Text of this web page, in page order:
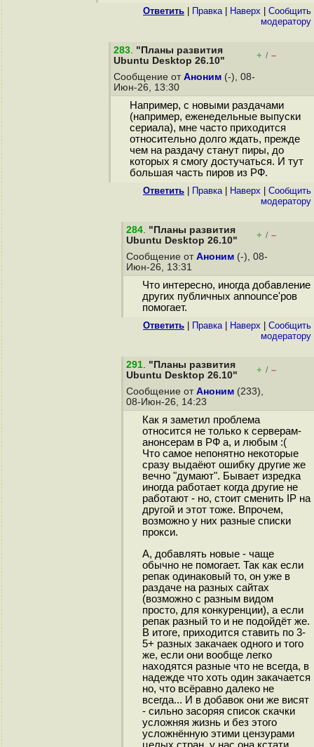
Ответить Правка| Наверх
Cообщить
модератору
283. "Планы развития
Ubuntu Desktop 26.10"
+ / –
Сообщение от Аноним (-), 08-
Июн-26, 13:30
Например, с новыми раздачами
(например, еженедельные выпуски
сериала), мне часто приходится
относительно долго ждать, прежде
чем на раздачу станут пиры, до
которых я смогу достучаться. И тут
большая часть пиров из РФ.
Ответить Правка| Наверх
Cообщить
модератору
284. "Планы развития
Ubuntu Desktop 26.10"
+ / –
Сообщение от Аноним (-), 08-
Июн-26, 13:31
Что интересно, иногда добавление
других публичных announce'ров
помогает.
Ответить Правка| Наверх
Cообщить
модератору
291. "Планы развития
Ubuntu Desktop 26.10"
+ / –
Сообщение от Аноним (233),
08-Июн-26, 14:23
Как я заметил проблема
относится не только к серверам-
анонсерам в РФ а, и любым :(
Что самое непонятно некоторые
сразу выдаёют ошибку другие же
вечно "думают". Бывает изредка
иногда работает когда другие не
работают - но, стоит сменить IP на
другой и этот тоже. Впрочем,
возможно у них разные списки
прокси.
А, добавлять новые - чаще
обычно не помогает. Так как если
репак одинаковый то, он уже в
раздаче на разных сайтах
(возможно с разным видом
просто, для конкуренции), а если
репак разный то и не подойдёт же.
В итоге, приходится ставить по 3-
5+ разных закачаек одного и того
же, если они вообще легко
находятся разные что не всегда, в
надежде что хоть один закачается
но, что всёравно далеко не
всегда... И в добавок они же висят
- сильно засоряя список скачки
усложняя жизнь и без этого
усложнённую этими цензурами